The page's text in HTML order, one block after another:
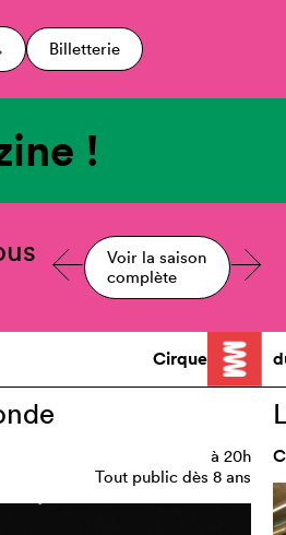
Billetterie
!
Voir la saison
complète
Cirque
à 20h
Tout public dès 8 ans